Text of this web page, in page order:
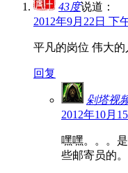
43度说道：
2012年9月22日 下
平凡的岗位 伟大的
回复
剁塔视
2012年10月
嘿嘿。。。
些邮寄员的